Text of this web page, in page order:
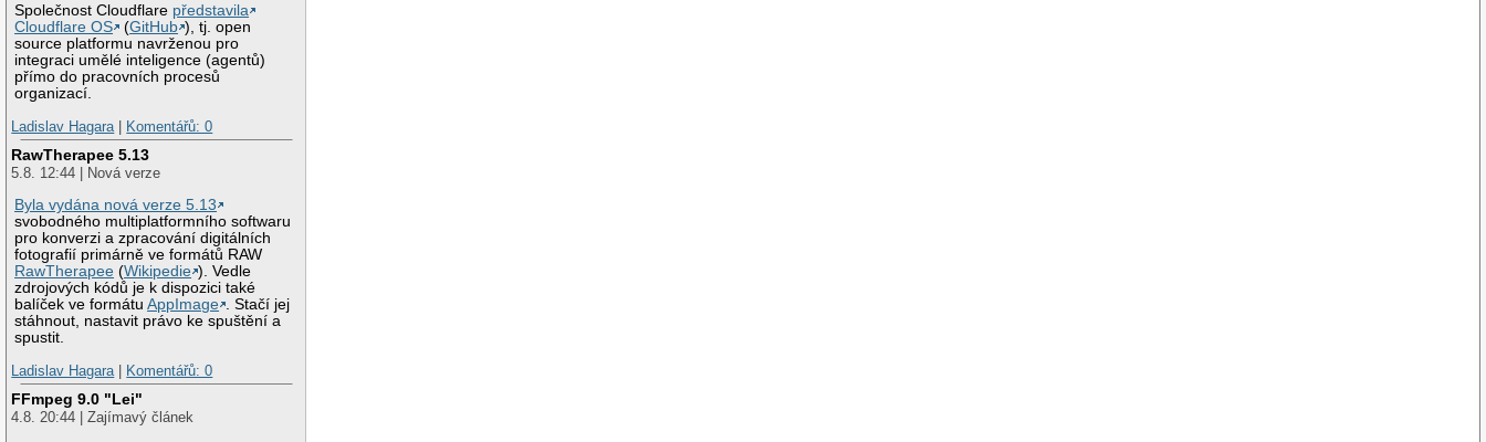
Společnost Cloudflare představila
Cloudflare OS
(GitHub ), tj. open
source platformu navrženou pro
integraci umělé inteligence (agentů)
přímo do pracovních procesů
organizací.
Ladislav Hagara | Komentářů: 0
RawTherapee 5.13
5.8. 12:44 | Nová verze
Byla vydána nová verze 5.13
svobodného multiplatformního softwaru
pro konverzi a zpracování digitálních
fotografií primárně ve formátů RAW
RawTherapee (Wikipedie ). Vedle
zdrojových kódů je k dispozici také
balíček ve formátuAppImage
. Stačí jej
stáhnout, nastavit právo ke spuštění a
spustit.
Ladislav Hagara | Komentářů: 0
FFmpeg 9.0 "Lei"
4.8. 20:44 | Zajímavý článek